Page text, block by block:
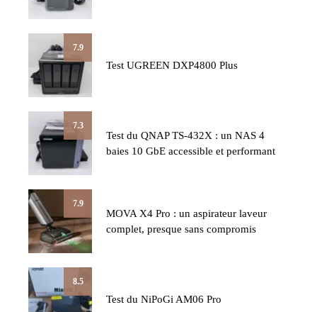
7.9
Test UGREEN DXP4800 Plus
7.3
Test du QNAP TS-432X : un NAS 4
baies 10 GbE accessible et performant
7.9
MOVA X4 Pro : un aspirateur laveur
complet, presque sans compromis
8.5
Test du NiPoGi AM06 Pro